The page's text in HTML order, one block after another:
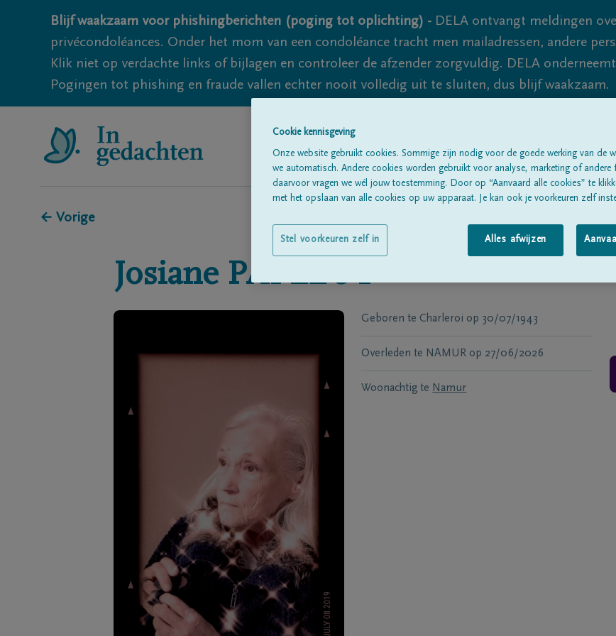
Blijf waakzaam voor phishingberichten (poging tot oplichting) - DELA ontvangt meldingen
privécondoléances. Onder het mom van een condoléance tracht men mailadressen, andere
Klik niet op verdachte links of bijlagen en controleer de afzender zorgvuldig. DELA
Pogingen tot phishing en fraude vallen echter nooit volledig uit te sluiten, dus blijf waakzaam.
Alle rouwberichten Over
← Vorige
Josiane PAPLEUT
Geboren te Charleroi op 30/07/1943
Overleden te NAMUR op 27/06/2026
Woonachtig te Namur
Cookie kennisgeving
Onze website gebruikt cookies. Sommige zijn nodig voor de goede werking van de
we automatisch. Andere cookies worden gebruikt voor analyse, marketing of andere
daarvoor vragen we wél jouw toestemming. Door op “Aanvaard alle cookies” te
met het opslaan van alle cookies op uw apparaat. Je kan ook je voorkeuren zelf
Alles afwijzen
Stel voorkeuren zelf in